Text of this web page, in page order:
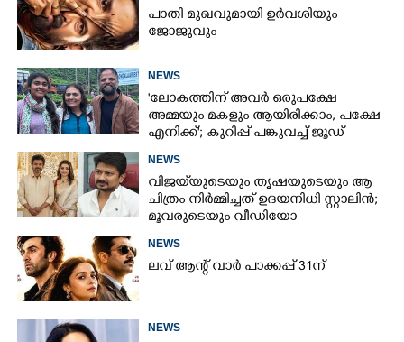
പാതി മുഖവുമായി ഉർവശിയും
ജോജുവും
NEWS
'ലോകത്തിന് അവർ ഒരുപക്ഷേ
അമ്മയും മകളും ആയിരിക്കാം, പക്ഷേ
എനിക്ക്'; കുറിപ്പ് പങ്കുവച്ച് ജൂഡ്
NEWS
വിജയ്‌യുടെയും തൃഷയുടെയും ആ
ചിത്രം നിർമ്മിച്ചത് ഉദയനിധി സ്റ്റാലിൻ;
മൂവരുടെയും വീഡിയോ
ചർച്ചയാകുന്നു
NEWS
ലവ് ആന്റ് വാർ പാക്കപ്പ് 31ന്
NEWS